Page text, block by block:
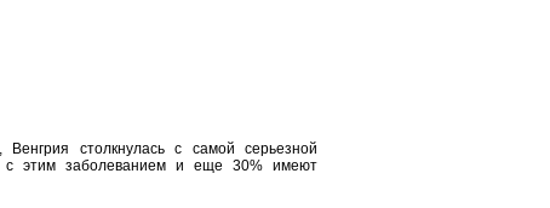
столкнулась с самой серьезной
с этим заболеванием и еще 30% имеют